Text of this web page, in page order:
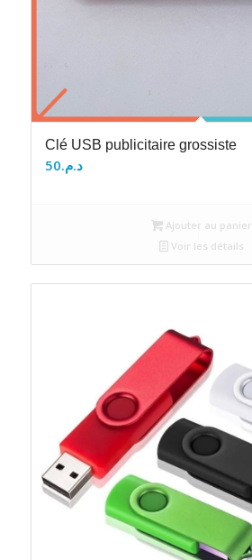
Clé USB publicitaire grossiste
د.م.50
Ajouter au panier
Voir les détails